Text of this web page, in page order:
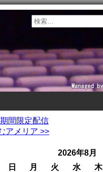
間限定配信
アメリア >>
2026年8月
日
月 火 水 木